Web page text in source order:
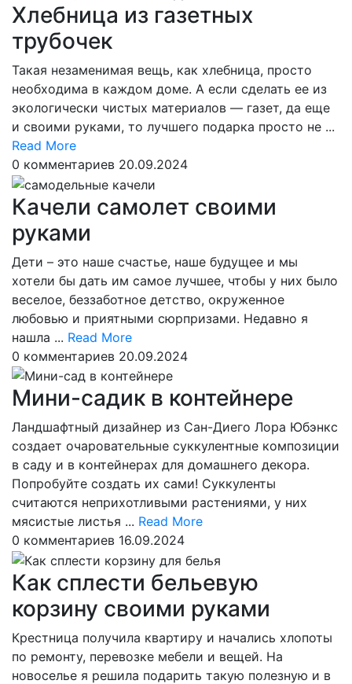
Хлебница из газетных
трубочек
Такая незаменимая вещь, как хлебница, просто
необходима в каждом доме. А если сделать ее из
экологически чистых материалов — газет, да еще
и своими руками, то лучшего подарка просто не ...
Read MoreRead
More
0 комментариев 20.09.2024
Качели самолет своими
руками
Дети – это наше счастье, наше будущее и мы
хотели бы дать им самое лучшее, чтобы у них было
веселое, беззаботное детство, окруженное
любовью и приятными сюрпризами. Недавно я
нашла ... Read MoreRead
More
0 комментариев 20.09.2024
Мини-садик в контейнере
Ландшафтный дизайнер из Сан-Диего Лора Юбэнкс
создает очаровательные суккулентные композиции
в саду и в контейнерах для домашнего декора.
Попробуйте создать их сами! Суккуленты
считаются неприхотливыми растениями, у них
мясистые листья ... Read MoreRead
0 комментариев 16.09.2024
Как сплести бельевую
корзину своими руками
Крестница получила квартиру и начались хлопоты
по ремонту, перевозке мебели и вещей. На
новоселье я решила подарить такую ​​полезную и в